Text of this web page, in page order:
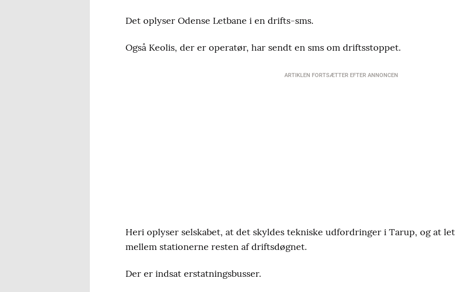
Det oplyser Odense Letbane i en drifts-sms.
Også Keolis, der er operatør, har sendt en sms om driftsstoppet.
ARTIKLEN FORTSÆTTER EFTER ANNONCEN
Heri oplyser selskabet, at det skyldes tekniske udfordringer i Tarup, og at
mellem stationerne resten af driftsdøgnet.
Der er indsat erstatningsbusser.